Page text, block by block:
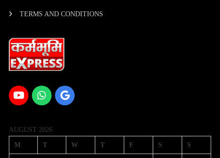
TERMS AND CONDITIONS
AUGUST 2026
M T W T F S S